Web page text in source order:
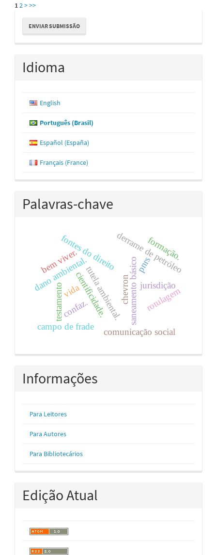
12>>>
Enviar
Submissão
ENVIAR SUBMISSÃO
Idioma
English
Português (Brasil)
Español (España)
Français (France)
Palavras-chave
saneamento básico
tutela ambiental.
vida
testamento
dano ambiental.
campo de frade
chevron
derrame de petróleo
cientificidade.
fontes do direito
jurisdição
confaz.
bem viver. pnrs
comunicação social
rotulagem
formação.
Informações
Para Leitores
Para Autores
Para Bibliotecários
Edição Atual